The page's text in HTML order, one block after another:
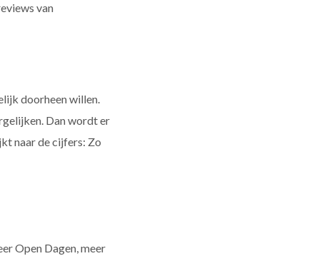
van
doorheen willen.
Dan wordt er
naar de cijfers: Zo
Open Dagen, meer